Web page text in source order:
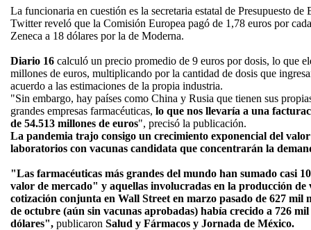
La funcionaria en cuestión es la secretaria estatal de Presupuesto de
Twitter reveló que la Comisión Europea pagó de 1,78 euros por
Zeneca a 18 dólares por la de Moderna.
Diario 16 calculó un precio promedio de 9 euros por dosis, lo que
millones de euros, multiplicando por la cantidad de dosis que
acuerdo a las estimaciones de la propia industria.
"Sin embargo, hay países como China y Rusia que tienen sus
grandes empresas farmacéuticas, lo que nos llevaría a una
de 54.513 millones de euros", precisó la publicación.
La pandemia trajo consigo un crecimiento exponencial del valor
laboratorios con vacunas candidata que concentrarán la
"Las farmacéuticas más grandes del mundo han sumado casi
valor de mercado" y aquellas involucradas en la producción
cotización conjunta en Wall Street en marzo pasado de 627 mil
de octubre (aún sin vacunas aprobadas) había crecido a 726
dólares", publicaron Salud y Fármacos y Jornada de México.